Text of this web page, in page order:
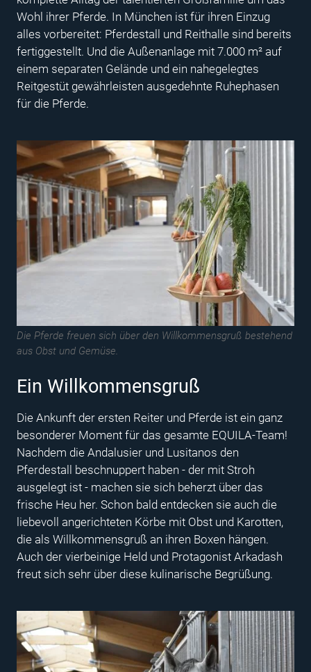
Wohl ihrer Pferde. In München ist für ihren Einzug
alles vorbereitet: Pferdestall und Reithalle sind bereits
fertiggestellt. Und die Außenanlage mit 7.000 m² auf
einem separaten Gelände und ein nahegelegtes
Reitgestüt gewährleisten ausgedehnte Ruhephasen
für die Pferde.
Die Pferde freuen sich über den Willkommensgruß bestehend
aus Obst und Gemüse.
Ein Willkommensgruß
Die Ankunft der ersten Reiter und Pferde ist ein ganz
besonderer Moment für das gesamte EQUILA-Team!
Nachdem die Andalusier und Lusitanos den
Pferdestall beschnuppert haben - der mit Stroh
ausgelegt ist - machen sie sich beherzt über das
frische Heu her. Schon bald entdecken sie auch die
liebevoll angerichteten Körbe mit Obst und Karotten,
die als Willkommensgruß an ihren Boxen hängen.
Auch der vierbeinige Held und Protagonist Arkadash
freut sich sehr über diese kulinarische Begrüßung.